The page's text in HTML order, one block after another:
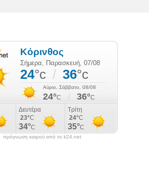
πρόγνωση καιρού από το k24.net